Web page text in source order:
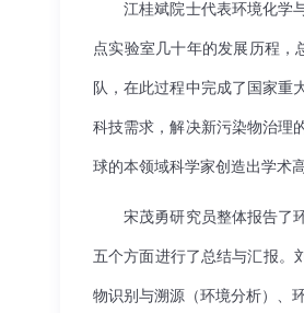
江桂斌院士代表环境化学
点实验室几十年的发展历程
队，在此过程中完成了国家重
科技需求，解决新污染物治理
球的本领域科学家创造出学术高
宋茂勇研究员整体报告了
五个方面进行了总结与汇报。
物识别与溯源（环境分析）、